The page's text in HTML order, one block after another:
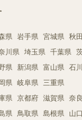
県 岩手県 宮城県 秋
川県 埼玉県 千葉県
県 新潟県 富山県 石
県 岐阜県 三重県
県 京都府 滋賀県 奈
県 鳥取県 島根県 山